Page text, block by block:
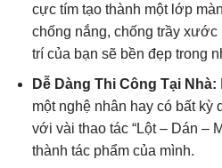
cực tím tạo thành một lớp
chống nắng, chống trầy xước
trí của bạn sẽ bền đẹp trong
Dễ Dàng Thi Công Tại Nhà:
một nghệ nhân hay có bất kỳ
với vài thao tác “Lột – Dán –
thành tác phẩm của mình.